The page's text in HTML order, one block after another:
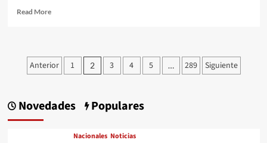
futbol
el
deporte
(o,
Read MoreRead
pato
Merlín
en
el
Paginación
entradas
Anterior 1 2 3 4 5 … 289 Siguiente
Novedades Populares
Nacionales Noticias